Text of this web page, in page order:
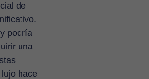
de
podría
una
hace